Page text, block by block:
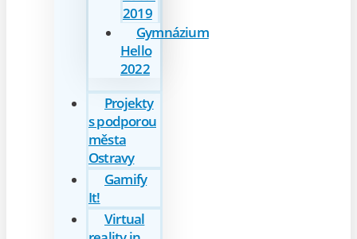
2019
Gymnázium
Hello
2022
Projekty
s podporou
města
Ostravy
Gamify
It!
Virtual